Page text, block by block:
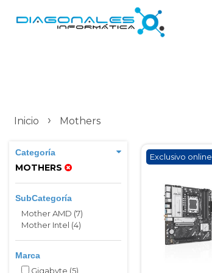
Inicio › Mothers
Categoría
MOTHERS
SubCategoría
Mother AMD (7)
Mother Intel (4)
Marca
Gigabyte (5)
Exclusivo online